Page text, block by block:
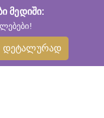
მედიში:
დეტალურად